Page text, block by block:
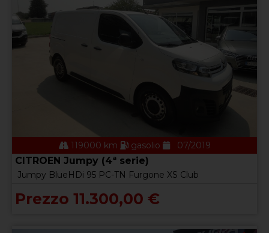
119000 km gasolio 07/2019
CITROEN Jumpy (4ª serie)
Jumpy BlueHDi 95 PC-TN Furgone XS Club
Prezzo 11.300,00 €